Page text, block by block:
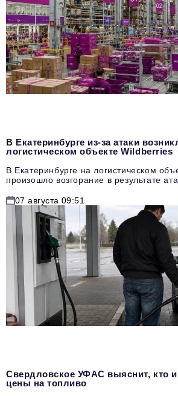
В Екатеринбурге из-за атаки
логистическом объекте Wildberries
В Екатеринбурге на логистическом
произошло возгорание в результате
07 августа 09:51
Свердловское УФАС выяснит, кто и
цены на топливо